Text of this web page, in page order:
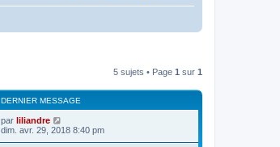
5 sujets • Page 1 sur 1
DERNIER MESSAGE
par liliandre
dim. avr. 29, 2018 8:40 pm